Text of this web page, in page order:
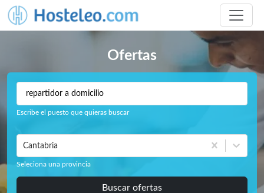
Ofertas
Escribe el puesto que quieras buscar
Cantabria
Seleciona una provincia
Buscar ofertas